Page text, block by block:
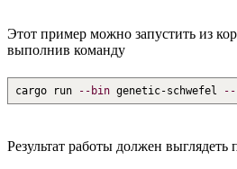
Этот пример можно запустить из
выполнив команду
cargo run --bin genetic-schwefel --
Результат работы должен выглядеть